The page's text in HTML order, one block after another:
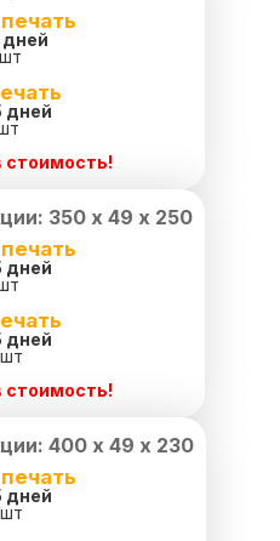
дней
дней
стоимость!
350 х 49 х 250
дней
дней
стоимость!
400 х 49 х 230
дней